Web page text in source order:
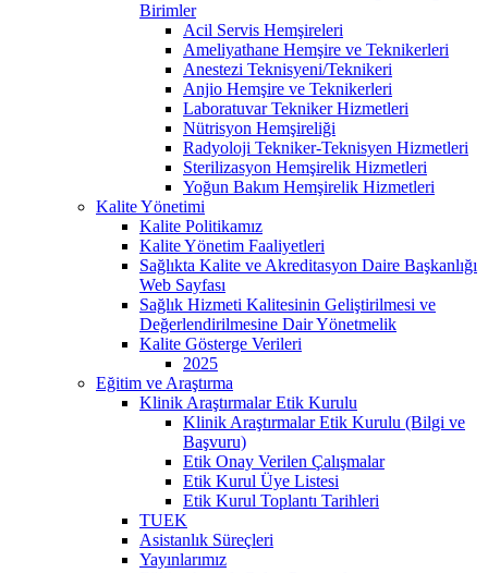
Birimler
Acil Servis Hemşireleri
Ameliyathane Hemşire ve Teknikerleri
Anestezi Teknisyeni/Teknikeri
Anjio Hemşire ve Teknikerleri
Laboratuvar Tekniker Hizmetleri
Nütrisyon Hemşireliği
Radyoloji Tekniker-Teknisyen Hizmetleri
Sterilizasyon Hemşirelik Hizmetleri
Yoğun Bakım Hemşirelik Hizmetleri
Kalite Yönetimi
Kalite Politikamız
Kalite Yönetim Faaliyetleri
Sağlıkta Kalite ve Akreditasyon Daire Başkanlığı
Web Sayfası
Sağlık Hizmeti Kalitesinin Geliştirilmesi ve
Değerlendirilmesine Dair Yönetmelik
Kalite Gösterge Verileri
2025
Eğitim ve Araştırma
Klinik Araştırmalar Etik Kurulu
Klinik Araştırmalar Etik Kurulu (Bilgi ve
Başvuru)
Etik Onay Verilen Çalışmalar
Etik Kurul Üye Listesi
Etik Kurul Toplantı Tarihleri
TUEK
Asistanlık Süreçleri
Yayınlarımız